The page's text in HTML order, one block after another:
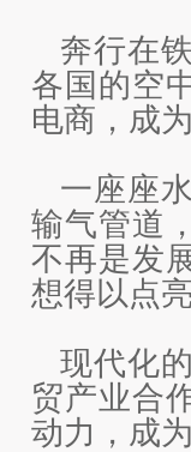
奔行在
各国的空
电商，成
一座座
输气管道
不再是发
想得以点
现代化
贸产业合
动力，成